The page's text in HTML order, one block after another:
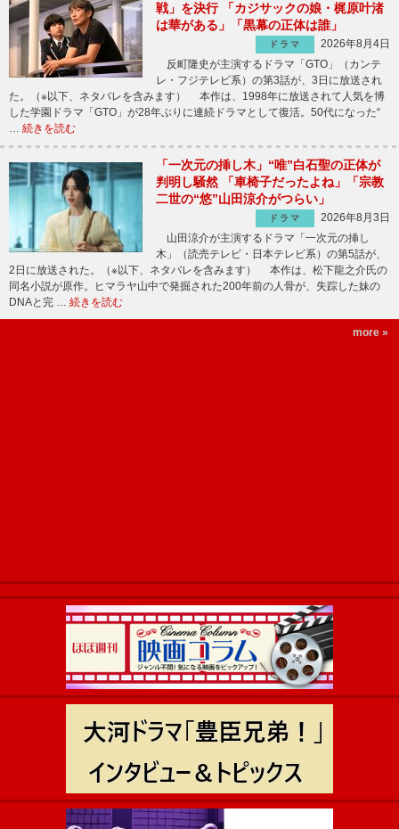
戦」を決行 「カジサックの娘・梶原叶渚
は華がある」「黒幕の正体は誰」
ドラマ
2026年8月4日
反町隆史が主演するドラマ「GTO」（カンテ
レ・フジテレビ系）の第3話が、3日に放送され
た。（※以下、ネタバレを含みます） 本作は、1998年に放送されて人気を博
した学園ドラマ「GTO」が28年ぶりに連続ドラマとして復活。50代になった“
… 続きを読む
「一次元の挿し木」“唯”白石聖の正体が
判明し騒然 「車椅子だったよね」「宗教
二世の“悠”山田涼介がつらい」
ドラマ
2026年8月3日
山田涼介が主演するドラマ「一次元の挿し
木」（読売テレビ・日本テレビ系）の第5話が、
2日に放送された。（※以下、ネタバレを含みます） 本作は、松下龍之介氏の
同名小説が原作。ヒマラヤ山中で発掘された200年前の人骨が、失踪した妹の
DNAと完 … 続きを読む
more »